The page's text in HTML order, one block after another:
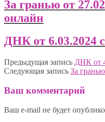
За гранью от
онлайн
ДНК от 6.03.2024
Предыдущая запись ДНК от
Следующая запись За
Ваш комментарий
Ваш e-mail не будет